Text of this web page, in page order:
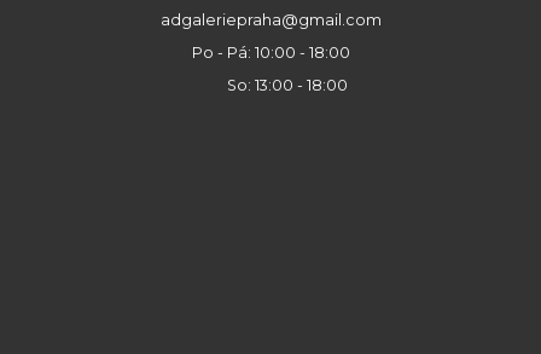
adgaleriepraha@gmail.com
Po - Pá: 10:00 - 18:00
So: 13:00 - 18:00